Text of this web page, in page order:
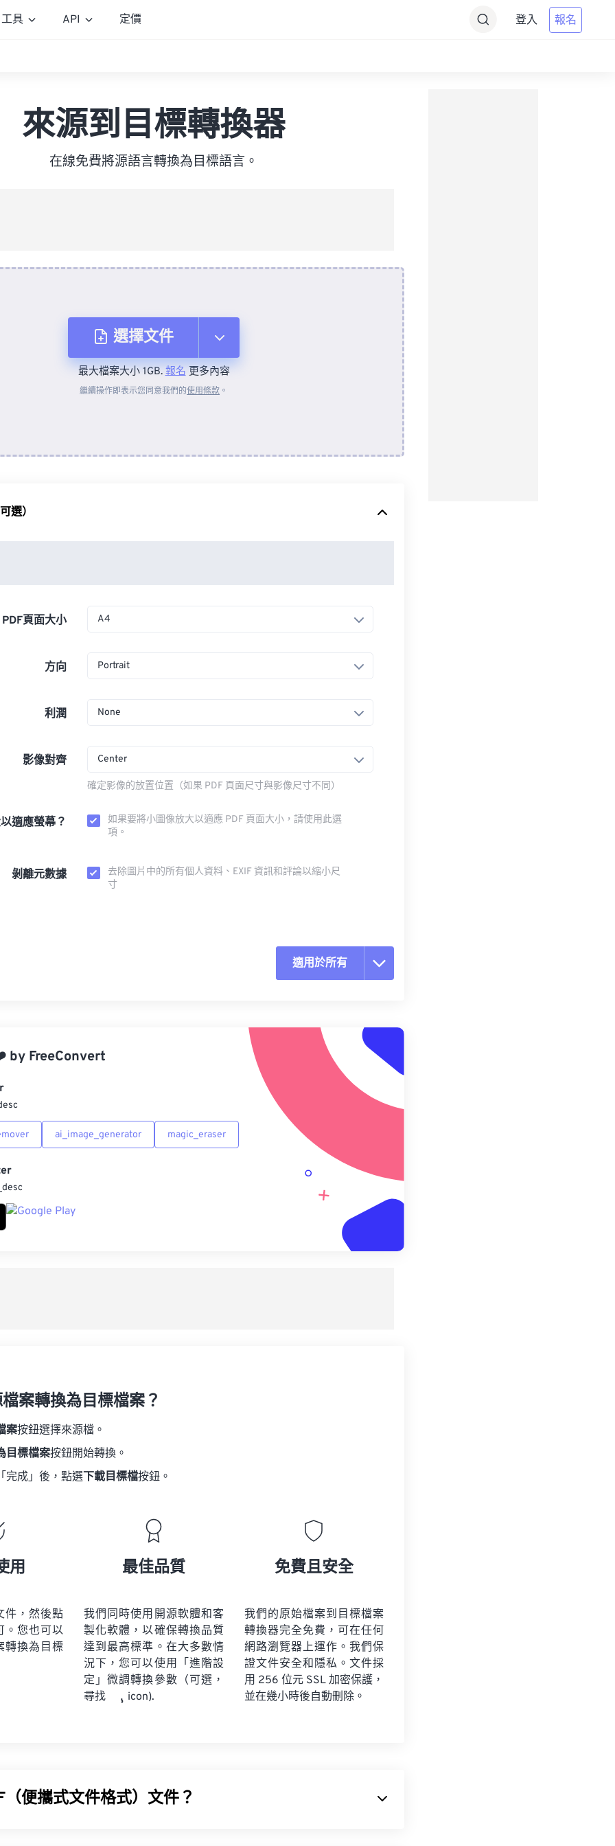
工具 API 定價 登入 報名
來源到目標轉換器
在線免費將源語言轉換為目標語言。
選擇文件
來自裝置
最大檔案大小 1GB.報名更多內容
繼續操作即表示您同意我們的使用條款 。
選）
PDF頁面大小 A4
方向 Portrait
利潤 None
影像對齊 Center
確定影像的放置位置（如果 PDF 頁面尺寸與影像尺寸不同）
適應螢幕？
如果要將小圖像放大以適應 PDF 頁面大小，請使用此選
項。
剝離元數據
去除圖片中的所有個人資料、EXIF 資訊和評論以縮小尺
寸
適用於所有
應用預設
另存為預設
by FreeConvert
ai_image_generator magic_eraser
案轉換為目標檔案？
案按鈕選擇來源檔。
目標檔案按鈕開始轉換。
完成」後，點選 下載目標檔按鈕。
用
件，然後點
。您也可以
轉換為目標
最佳品質
我們同時使用開源軟體和客
製化軟體，以確保轉換品質
達到最高標準。在大多數情
況下，您可以使用「進階設
定」微調轉換參數（可選，
尋找
icon).
免費且安全
我們的原始檔案到目標檔案
轉換器完全免費，可在任何
網路瀏覽器上運作。我們保
證文件安全和隱私。文件採
用 256 位元 SSL 加密保護，
並在幾小時後自動刪除。
（便攜式文件格式）文件？